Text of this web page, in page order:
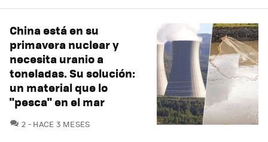
China está en su
primavera nuclear y
necesita uranio a
toneladas. Su solución:
un material que lo
"pesca" en el mar
2 COMENTARIOS
HACE 3 MESES